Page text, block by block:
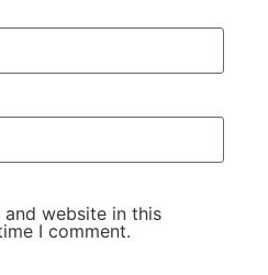
and website in this
I comment.